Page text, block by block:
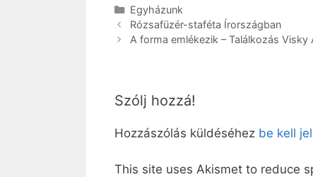
Kategória
Egyházunk
Rózsafüzér-staféta Írországban
A forma emlékezik – Találkozás Visky
Szólj hozzá!
Hozzászólás küldéséhez be kell
This site uses Akismet to reduce